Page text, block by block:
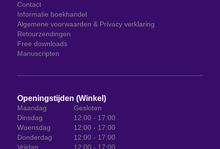
Contact
Informatie boekhandel
Algemene voorwaarden & Privacy verklaring
Retourzendingen
Free downloads
Manuscripten
Openingstijden (Winkel)
Maandag
Gesloten
Dinsdag
12:00 - 17:00
Woensdag
12:00 - 17:00
Donderdag
12:00 - 17:00
Vrijdag
12:00 - 17:00